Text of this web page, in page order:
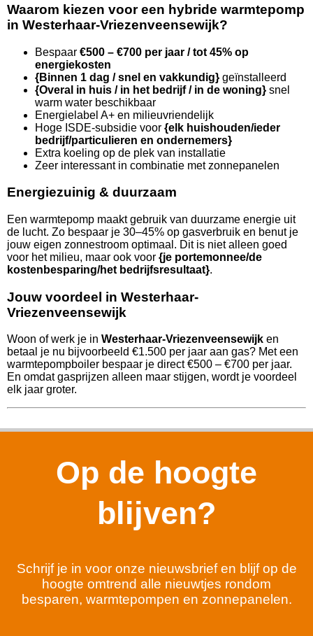
Waarom kiezen voor een hybride warmtepomp
in Westerhaar-Vriezenveensewijk?
Bespaar €500 – €700 per jaar / tot 45% op
energiekosten
{Binnen 1 dag / snel en vakkundig} geïnstalleerd
{Overal in huis / in het bedrijf / in de woning} snel
warm water beschikbaar
Energielabel A+ en milieuvriendelijk
Hoge ISDE-subsidie voor {elk huishouden/ieder
bedrijf/particulieren en ondernemers}
Extra koeling op de plek van installatie
Zeer interessant in combinatie met zonnepanelen
Energiezuinig & duurzaam
Een warmtepomp maakt gebruik van duurzame energie uit
de lucht. Zo bespaar je 30–45% op gasverbruik en benut je
jouw eigen zonnestroom optimaal. Dit is niet alleen goed
voor het milieu, maar ook voor {je portemonnee/de
kostenbesparing/het bedrijfsresultaat}.
Jouw voordeel in Westerhaar-
Vriezenveensewijk
Woon of werk je in Westerhaar-Vriezenveensewijk en
betaal je nu bijvoorbeeld €1.500 per jaar aan gas? Met een
warmtepompboiler bespaar je direct €500 – €700 per jaar.
En omdat gasprijzen alleen maar stijgen, wordt je voordeel
elk jaar groter.
Op de hoogte
blijven?
Schrijf je in voor onze nieuwsbrief en blijf op de
hoogte omtrend alle nieuwtjes rondom
besparen, warmtepompen en zonnepanelen.